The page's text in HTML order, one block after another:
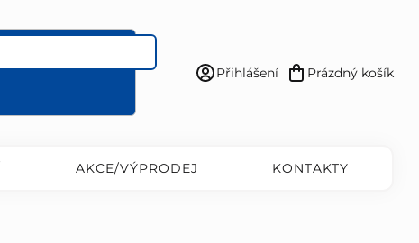
Přihlášení
Nákupní
Prázdný košík
AKCE/VÝPRODEJ KONTAKTY